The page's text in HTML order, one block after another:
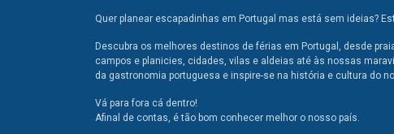
Quer planear escapadinhas em Portugal mas está sem ideias?
Descubra os melhores destinos de férias em Portugal, desde
campos e planicies, cidades, vilas e aldeias até às nossas
da gastronomia portuguesa e inspire-se na história e cultura do
Vá para fora cá dentro!
Afinal de contas, é tão bom conhecer melhor o nosso país.